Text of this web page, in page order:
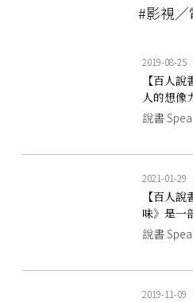
#影視／
2019-08-25
【百人
人的想像
的
說書
2021-01-29
【百人
味》是一
說書
2019-11-09